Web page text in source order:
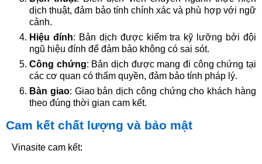
dịch thuật, đảm bảo tính chính xác và phù hợp với ngữ
cảnh.
Hiệu đính: Bản dịch được kiểm tra kỹ lưỡng bởi đội
ngũ hiệu đính để đảm bảo không có sai sót.
Công chứng: Bản dịch được mang đi công chứng tại
các cơ quan có thẩm quyền, đảm bảo tính pháp lý.
Bàn giao: Giao bản dịch công chứng cho khách hàng
theo đúng thời gian cam kết.
Cam kết chất lượng và bảo mật
Vinasite cam kết: